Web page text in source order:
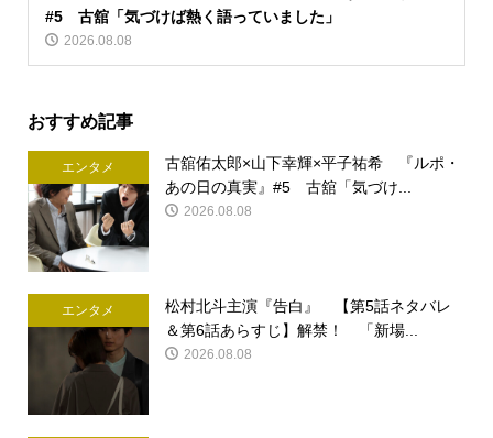
#5 古舘「気づけば熱く語っていました」
2026.08.08
おすすめ記事
エンタメ
古舘佑太郎×山下幸輝×平子祐希 『ルポ・
あの日の真実』#5 古舘「気づけ...
2026.08.08
エンタメ
松村北斗主演『告白』 【第5話ネタバレ
＆第6話あらすじ】解禁！ 「新場...
2026.08.08